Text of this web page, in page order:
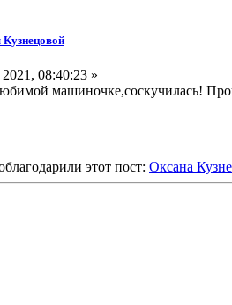
08:40:23 »
машиночке,соскучилась!
этот пост: Оксана